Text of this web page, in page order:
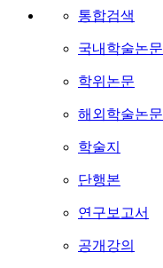
통합검색
국내학술논문
학위논문
해외학술논문
학술지
단행본
연구보고서
공개강의